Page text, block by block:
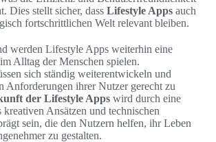
Dies stellt sicher, dass Lifestyle Apps auch
fortschrittlichen Welt relevant bleiben.
werden Lifestyle Apps weiterhin eine
Alltag der Menschen spielen.
sich ständig weiterentwickeln und
Anforderungen ihrer Nutzer gerecht zu
der Lifestyle Apps wird durch eine
Ansätzen und technischen
sein, die den Nutzern helfen, ihr Leben
zu gestalten.